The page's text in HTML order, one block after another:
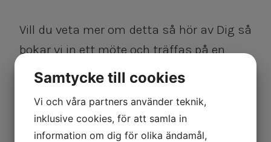
Vill du veta mer om detta så hör av Dig så
bokar vi in ett möte och träffas på en
kopp kaffe i vår fantastiska lokal med
utsikt över hamninloppet.
Samtycke till cookies
Vi och våra partners använder teknik,
inklusive cookies, för att samla in
information om dig för olika ändamål,